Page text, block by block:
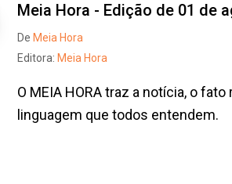
Meia Hora - Edição de 01 de
De Meia Hora
Editora: Meia Hora
O MEIA HORA traz a notícia, o
linguagem que todos entendem.